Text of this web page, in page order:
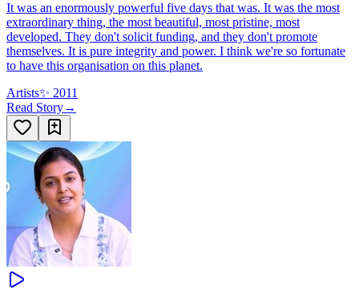
It was an enormously powerful five days that was. It was the most
extraordinary thing, the most beautiful, most pristine, most
developed. They don't solicit funding, and they don't promote
themselves. It is pure integrity and power. I think we're so fortunate
to have this organisation on this planet.
Artists✨ 2011
Read Story→